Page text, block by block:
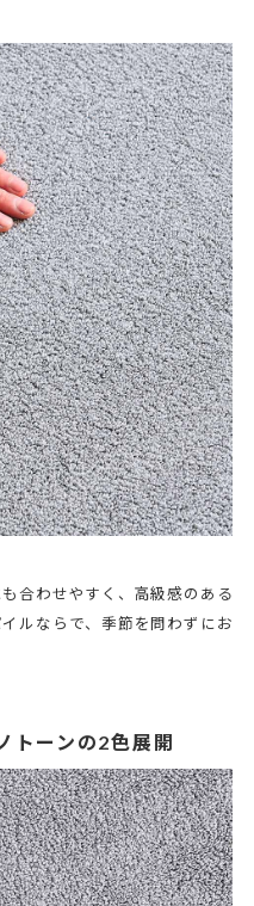
合わせやすく、高級感のある
ルならで、季節を問わずにお
トーンの2色展開